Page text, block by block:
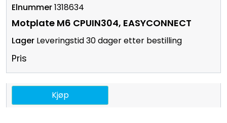
1318634
Motplate M6 CPUIN304, EASYCONNECT
Leveringstid 30 dager etter bestilling
Pris
Kjøp